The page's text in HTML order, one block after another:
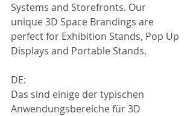
Systems and Storefronts. Our
unique 3D Space Brandings are
perfect for Exhibition Stands, Pop Up
Displays and Portable Stands.
DE:
Das sind einige der typischen
Anwendungsbereiche für 3D